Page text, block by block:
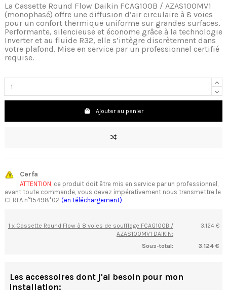
La Cassette Round Flow Daikin FCAG100B / AZAS100MV1
(monophasé) offre une diffusion d’air circulaire à 8 voies
pour un confort thermique uniforme sur grandes surfaces.
Performante, silencieuse et économe grâce à la technologie
Inverter et au fluide R32, elle s’intègre discrètement dans
votre plafond. Mise en service par un professionnel certifié
requise.
Ajouter au panier
Cerfa
ATTENTION, ce produit doit être mis en service par un professionnel,
avant toute commande, vous devez impérativement nous transmettre le
CERFA n°15498*02 (en téléchargement)
1 x Cassette Round Flow à 8 voies de soufflage FCAG100B /
AZAS100MV1 DAIKIN:
3.124 €
Sous-total: 3.124 €
Les accessoires dont j'ai besoin pour mon
installation: